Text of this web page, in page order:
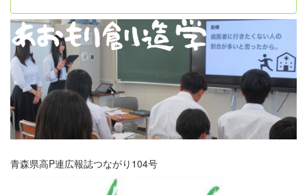
青森県高P連広報誌つながり104号